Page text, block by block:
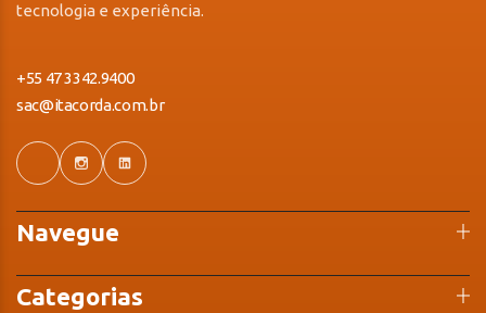
tecnologia e experiência.
+55 47 3342.9400
sac@itacorda.com.br
Navegue
Categorias